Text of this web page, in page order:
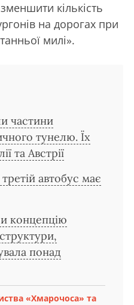
кількість
на дорогах при
милі».
частини
тунелю. Їх
та Австрії
автобус має
концепцію
понад
«Хмарочоса» та